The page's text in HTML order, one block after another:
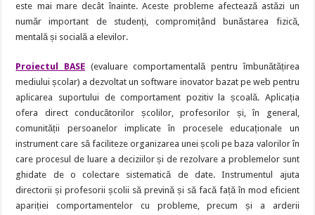
este mai mare decât înainte. Aceste probleme afectează astăzi un
număr important de studenți, compromițând bunăstarea fizică,
mentală și socială a elevilor.
Proiectul BASE(evaluare comportamentală pentru îmbunătățirea
mediului școlar) a dezvoltat un software inovator bazat pe web pentru
aplicarea suportului de comportament pozitiv la școală. Aplicația
ofera direct conducătorilor școlilor, profesorilor și, în general,
comunității persoanelor implicate în procesele educaționale un
instrument care să faciliteze organizarea unei școli pe baza valorilor în
care procesul de luare a deciziilor și de rezolvare a problemelor sunt
ghidate de o colectare sistematică de date. Instrumentul ajuta
directorii și profesorii școlii să prevină și să facă față în mod eficient
apariției comportamentelor cu probleme, precum și a arderii